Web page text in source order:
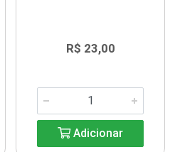
R$ 23,00
Adicionar